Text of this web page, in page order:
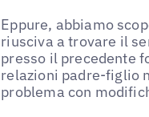
Eppure, abbiamo
riusciva a trovare il
presso il precedente
relazioni padre-figlio
problema con